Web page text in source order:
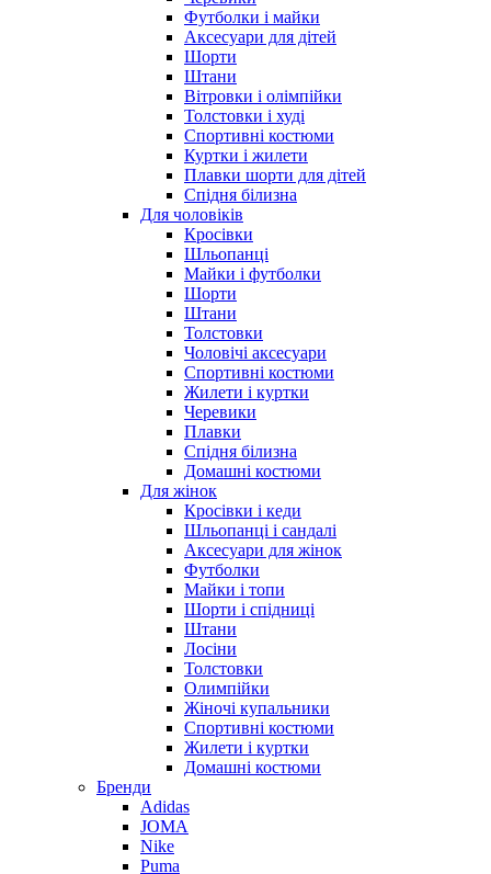
Футболки і майки
Аксесуари для дітей
Шорти
Штани
Вітровки і олімпійки
Толстовки і худі
Спортивні костюми
Куртки і жилети
Плавки шорти для дітей
Спідня білизна
Для чоловіків
Кросівки
Шльопанці
Майки і футболки
Шорти
Штани
Толстовки
Чоловічі аксесуари
Спортивні костюми
Жилети і куртки
Черевики
Плавки
Спідня білизна
Домашні костюми
Для жінок
Кросівки і кеди
Шльопанці і сандалі
Аксесуари для жінок
Футболки
Майки і топи
Шорти і спідниці
Штани
Лосіни
Толстовки
Олимпійки
Жіночі купальники
Спортивні костюми
Жилети і куртки
Домашні костюми
Бренди
Adidas
JOMA
Nike
Puma